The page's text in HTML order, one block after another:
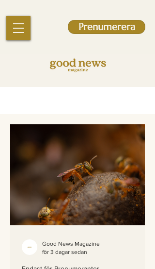
Prenumerera
Good News Magazine
för 3 dagar sedan